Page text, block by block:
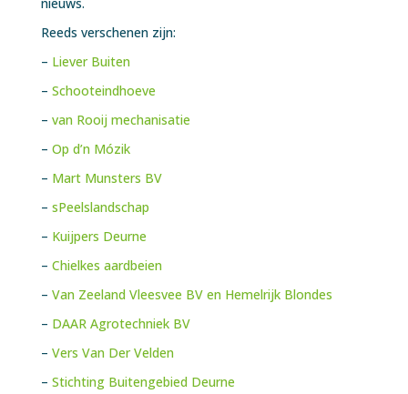
Reeds verschenen zijn:
– Liever Buiten
– Schooteindhoeve
– van Rooij mechanisatie
– Op d’n Mózik
– Mart Munsters BV
– sPeelslandschap
– Kuijpers Deurne
– Chielkes aardbeien
– Van Zeeland Vleesvee BV en Hemelrijk Blondes
– DAAR Agrotechniek BV
– Vers Van Der Velden
– Stichting Buitengebied Deurne